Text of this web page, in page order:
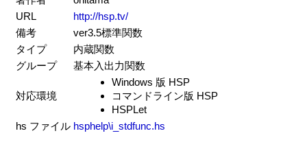
URL
http://hsp.tv/
備考
ver3.5標準関数
タイプ
内蔵関数
グループ
基本入出力関数
対応環境
Windows 版 HSP
コマンドライン版 HSP
HSPLet
hs ファイル hsphelp\i_stdfunc.hs